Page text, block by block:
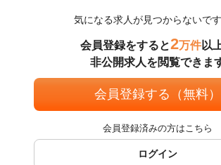
気になる求人が見つからないで
会員登録をすると2万件以
非公開求人を閲覧できま
会員登録する（無料）
会員登録済みの方はこちら
ログイン